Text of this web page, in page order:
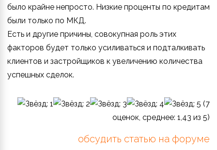
было крайне непросто. Низкие проценты по кредитам
были только по МКД.
Есть и другие причины, совокупная роль этих
факторов будет только усиливаться и подталкивать
клиентов и застройщиков к увеличению количества
успешных сделок.
(7
оценок, среднее: 1,43 из 5)
обсудить статью на форуме